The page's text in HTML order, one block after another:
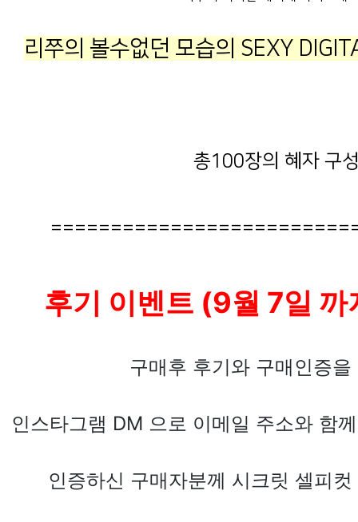
리쭈의 볼수없던 모습의 SEXY
총100장의 혜자 구
후기 이벤트 (9월 7일
구매후 후기와 구매인증을
인스타그램 DM 으로 이메일 주소와 함
인증하신 구매자분께 시크릿 셀피